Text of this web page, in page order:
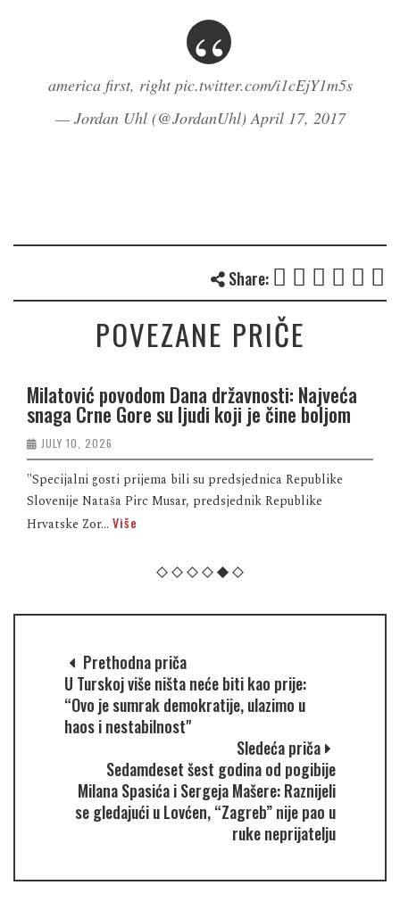
america first, rightpic.twitter.com/i1cEjY1m5s
— Jordan Uhl (@JordanUhl) April 17, 2017
Share:
POVEZANE PRIČE
Milatović povodom Dana državnosti: Najveća
snaga Crne Gore su ljudi koji je čine boljom
JULY 10, 2026
"Specijalni gosti prijema bili su predsjednica Republike
Slovenije Nataša Pirc Musar, predsjednik Republike
Hrvatske Zor... Više
Prethodna priča
U Turskoj više ništa neće biti kao prije:
“Ovo je sumrak demokratije, ulazimo u
haos i nestabilnost"
Sledeća priča
Sedamdeset šest godina od pogibije
Milana Spasića i Sergeja Mašere: Raznijeli
se gledajući u Lovćen, “Zagreb” nije pao u
ruke neprijatelju